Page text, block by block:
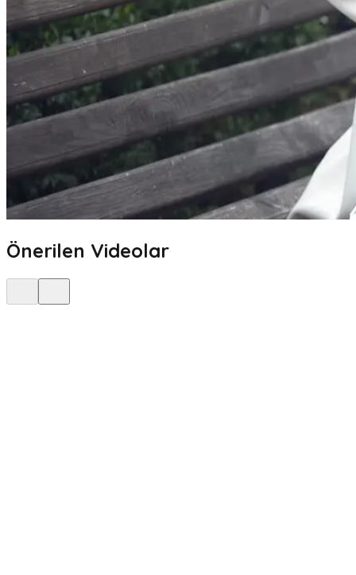
Önerilen Videolar